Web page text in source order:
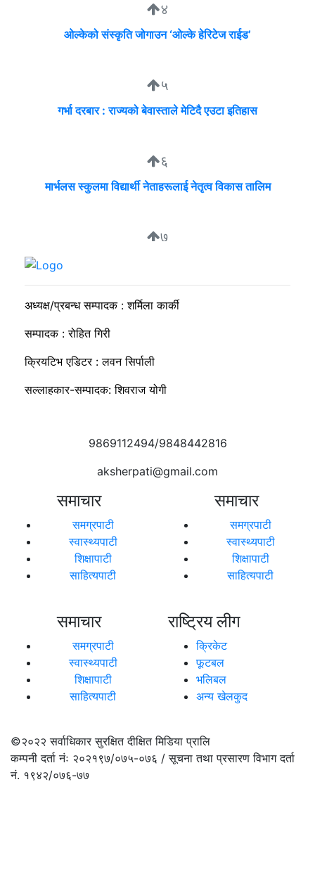
४
ओल्केको संस्कृति जोगाउन ‘ओल्के हेरिटेज राईड’
५
गर्भा दरबार : राज्यको बेवास्ताले मेटिदै एउटा इतिहास
६
मार्भलस स्कुलमा विद्यार्थी नेताहरूलाई नेतृत्व विकास तालिम
७
सुदीप्ता क्यान्सर सर्भाइभर र्याम्प शो : जीवनले मृत्युलाई जितेको उत्सव
अध्यक्ष/प्रबन्ध सम्पादक : शर्मिला कार्की
सम्पादक : रोहित गिरी
क्रियटिभ एडिटर : लवन सिर्पाली
सल्लाहकार-सम्पादक: शिवराज योगी
9869112494/9848442816
aksherpati@gmail.com
समाचार
समग्रपाटी
स्वास्थ्यपाटी
शिक्षापाटी
साहित्यपाटी
समाचार
समग्रपाटी
स्वास्थ्यपाटी
शिक्षापाटी
साहित्यपाटी
समाचार
समग्रपाटी
स्वास्थ्यपाटी
शिक्षापाटी
साहित्यपाटी
राष्ट्रिय लीग
क्रिकेट
फूटबल
भलिबल
अन्य खेलकुद
©२०२२सर्वाधिकार सुरक्षित दीक्षित मिडिया प्रालि
कम्पनी दर्ता नंः २०२१९७/०७५-०७६ / सूचना तथा प्रसारण विभाग दर्ता
नं. १९४२/०७६-७७